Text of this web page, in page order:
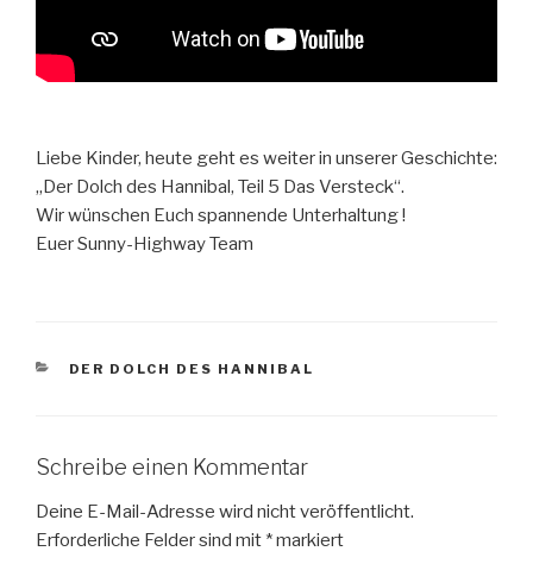
Liebe Kinder, heute geht es weiter in unserer Geschichte:
„Der Dolch des Hannibal, Teil 5 Das Versteck“.
Wir wünschen Euch spannende Unterhaltung !
Euer Sunny-Highway Team
KATEGORIEN
DER DOLCH DES HANNIBAL
Schreibe einen Kommentar
Deine E-Mail-Adresse wird nicht veröffentlicht.
Erforderliche Felder sind mit *markiert